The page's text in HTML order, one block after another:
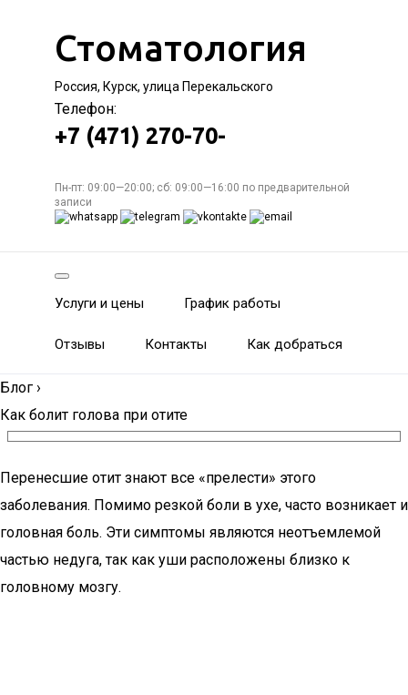
Стоматология
Россия, Курск, улица Перекальского
Телефон:
+7 (471) 270-70-
Пн-пт: 09:00—20:00; сб: 09:00—16:00 по предварительной
записи
Услуги и цены График работы
Отзывы Контакты Как добраться
Блог ›
Как болит голова при отите
Перенесшие отит знают все «прелести» этого
заболевания. Помимо резкой боли в ухе, часто возникает и
головная боль. Эти симптомы являются неотъемлемой
частью недуга, так как уши расположены близко к
головному мозгу.